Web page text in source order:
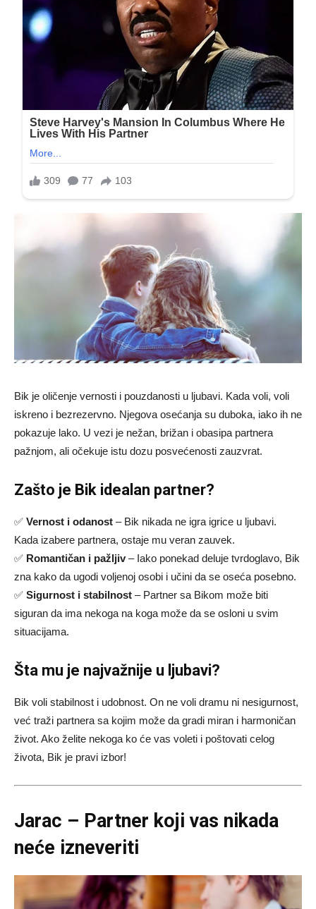
Bik je oličenje vernosti i pouzdanosti u ljubavi. Kada voli, voli
iskreno i bezrezervno. Njegova osećanja su duboka, iako ih ne
pokazuje lako. U vezi je nežan, brižan i obasipa partnera
pažnjom, ali očekuje istu dozu posvećenosti zauzvrat.
Zašto je Bik idealan partner?
✅ Vernost i odanost – Bik nikada ne igra igrice u ljubavi.
Kada izabere partnera, ostaje mu veran zauvek.
✅ Romantičan i pažljiv– Iako ponekad deluje tvrdoglavo, Bik
zna kako da ugodi voljenoj osobi i učini da se oseća posebno.
✅ Sigurnost i stabilnost – Partner sa Bikom može biti
siguran da ima nekoga na koga može da se osloni u svim
situacijama.
Šta mu je najvažnije u ljubavi?
Bik voli stabilnost i udobnost. On ne voli dramu ni nesigurnost,
već traži partnera sa kojim može da gradi miran i harmoničan
život. Ako želite nekoga ko će vas voleti i poštovati celog
života, Bik je pravi izbor!
Jarac – Partner koji vas nikada
neće izneveriti